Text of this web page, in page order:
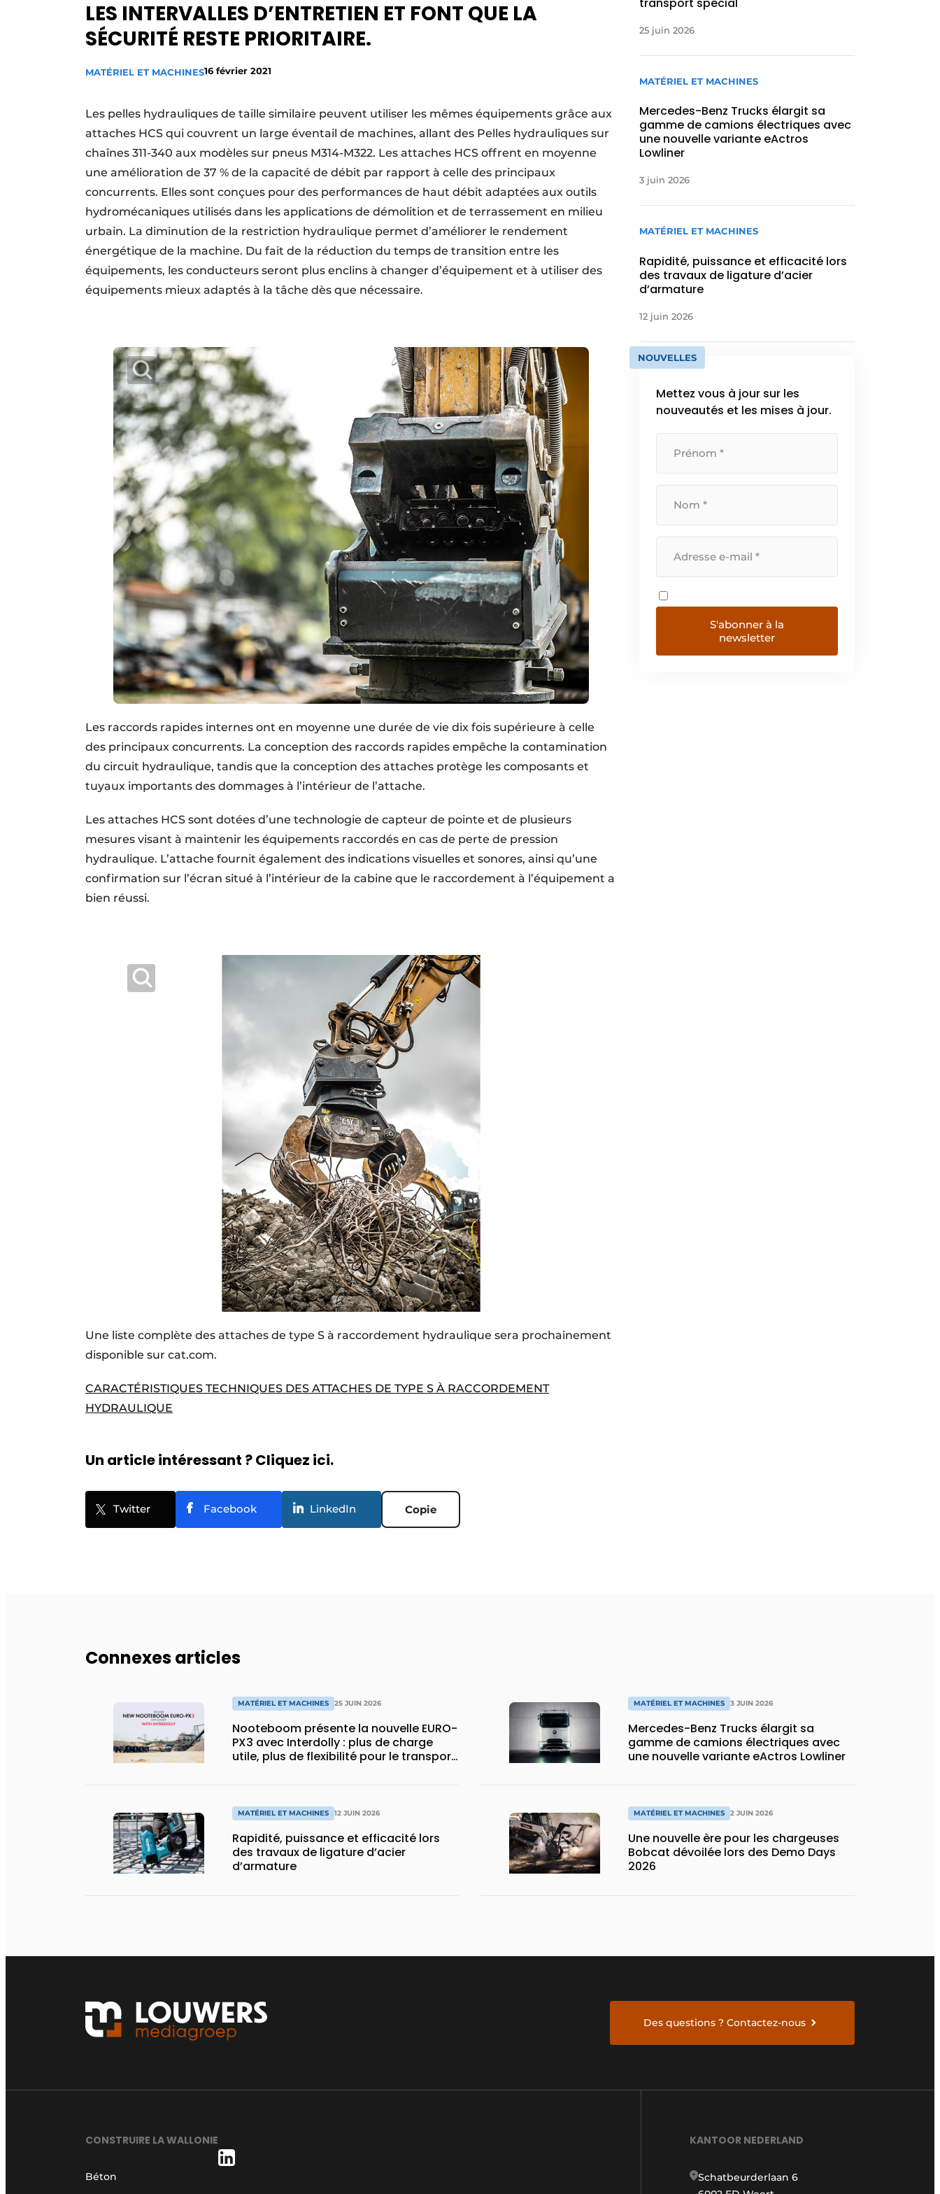
Termes et conditions
Video’s
LES INTERVALLES D’ENTRETIEN ET FONT QUE LA
SÉCURITÉ RESTE PRIORITAIRE.
MATÉRIEL ET MACHINES16 février 2021
Les pelles hydrauliques de taille similaire peuvent utiliser les mêmes équipements grâce aux
attaches HCS qui couvrent un large éventail de machines, allant des Pelles hydrauliques sur
chaînes 311-340 aux modèles sur pneus M314-M322. Les attaches HCS offrent en moyenne
une amélioration de 37 % de la capacité de débit par rapport à celle des principaux
concurrents. Elles sont conçues pour des performances de haut débit adaptées aux outils
hydromécaniques utilisés dans les applications de démolition et de terrassement en milieu
urbain. La diminution de la restriction hydraulique permet d’améliorer le rendement
énergétique de la machine. Du fait de la réduction du temps de transition entre les
équipements, les conducteurs seront plus enclins à changer d’équipement et à utiliser des
équipements mieux adaptés à la tâche dès que nécessaire.
Les raccords rapides internes ont en moyenne une durée de vie dix fois supérieure à celle
des principaux concurrents. La conception des raccords rapides empêche la contamination
du circuit hydraulique, tandis que la conception des attaches protège les composants et
tuyaux importants des dommages à l’intérieur de l’attache.
Les attaches HCS sont dotées d’une technologie de capteur de pointe et de plusieurs
mesures visant à maintenir les équipements raccordés en cas de perte de pression
hydraulique. L’attache fournit également des indications visuelles et sonores, ainsi qu’une
confirmation sur l’écran situé à l’intérieur de la cabine que le raccordement à l’équipement a
bien réussi.
Une liste complète des attaches de type S à raccordement hydraulique sera prochainement
disponible sur cat.com.
CARACTÉRISTIQUES TECHNIQUES DES ATTACHES DE TYPE S À RACCORDEMENT
HYDRAULIQUE
Un article intéressant ? Cliquez ici.
Twitter Facebook LinkedIn Copie
25 juin 2026
MATÉRIEL ET MACHINES
Mercedes-Benz Trucks élargit sa
gamme de camions électriques avec
une nouvelle variante eActros
Lowliner
3 juin 2026
MATÉRIEL ET MACHINES
Rapidité, puissance et efficacité lors
des travaux de ligature d’acier
d’armature
12 juin 2026
NOUVELLES
Mettez vous à jour sur les
nouveautés et les mises à jour.
S'abonner à la
newsletter
Connexes articles
MATÉRIEL ET MACHINES 25 JUIN 2026
Nooteboom présente la nouvelle EURO-
PX3 avec Interdolly : plus de charge
utile, plus de flexibilité pour le transport
MATÉRIEL ET MACHINES 12 JUIN 2026
Rapidité, puissance et efficacité lors
des travaux de ligature d’acier
d’armature
MATÉRIEL ET MACHINES 3 JUIN 2026
Mercedes-Benz Trucks élargit sa
gamme de camions électriques avec
une nouvelle variante eActros Lowliner
MATÉRIEL ET MACHINES 2 JUIN 2026
Une nouvelle ère pour les chargeuses
Bobcat dévoilée lors des Demo Days
2026
Des questions ? Contactez-nous
CONSTRUIRE LA WALLONIE
Béton
KANTOOR NEDERLAND
Schatbeurderlaan 6